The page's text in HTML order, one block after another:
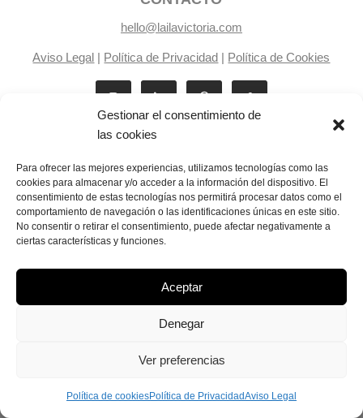
Gestionar el consentimiento de
las cookies
Para ofrecer las mejores experiencias, utilizamos tecnologías como las
cookies para almacenar y/o acceder a la información del dispositivo. El
consentimiento de estas tecnologías nos permitirá procesar datos como el
comportamiento de navegación o las identificaciones únicas en este sitio.
No consentir o retirar el consentimiento, puede afectar negativamente a
ciertas características y funciones.
Aceptar
Denegar
Ver preferencias
Política de cookiesPolítica de PrivacidadAviso Legal
hello@lailavictoria.com
Aviso Legal | Política de Privacidad | Política de Cookies
Laila Victoria © copyright 2025